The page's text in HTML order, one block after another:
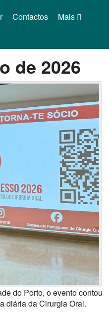
Mais
Contactos
de 2026
do Porto, o evento contou
diária da Cirurgia Oral.